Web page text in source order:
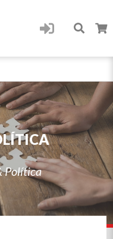
Política